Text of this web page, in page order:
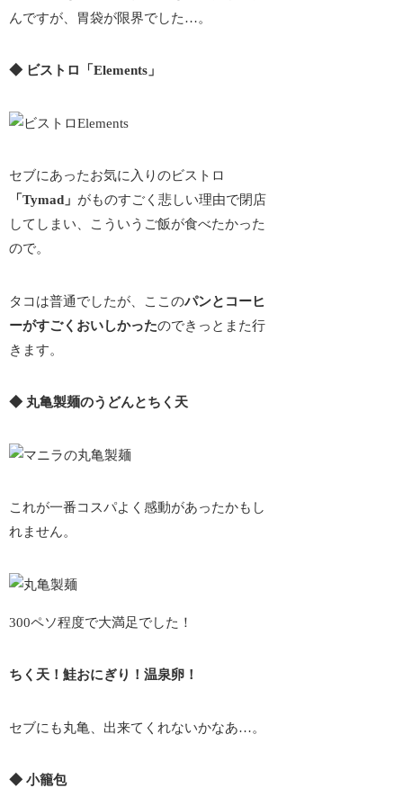
んですが、胃袋が限界でした…。
◆ ビストロ「Elements」
セブにあったお気に入りのビストロ
「Tymad」 がものすごく悲しい理由で閉店
してしまい、こういうご飯が食べたかった
ので。
タコは普通でしたが、ここのパンとコーヒ
ーがすごくおいしかったのできっとまた行
きます。
◆ 丸亀製麺のうどんとちく天
これが一番コスパよく感動があったかもし
れません。
300ペソ程度で大満足でした！
ちく天！鮭おにぎり！温泉卵！
セブにも丸亀、出来てくれないかなあ…。
◆ 小籠包